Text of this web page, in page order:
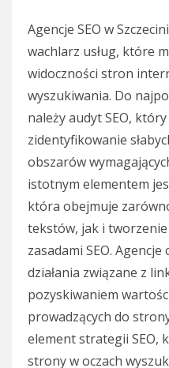
Agencje SEO w
wachlarz usług, które
widoczności stron
wyszukiwania. Do
należy audyt SEO,
zidentyfikowanie
obszarów
istotnym elementem
która obejmuje
tekstów, jak i
zasadami SEO.
działania związane z
pozyskiwaniem
prowadzących do
element strategii SEO,
strony w oczach